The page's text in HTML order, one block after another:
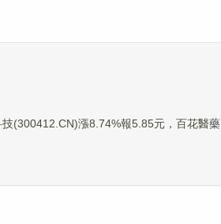
(300412.CN)漲8.74%報5.85元，百花醫藥